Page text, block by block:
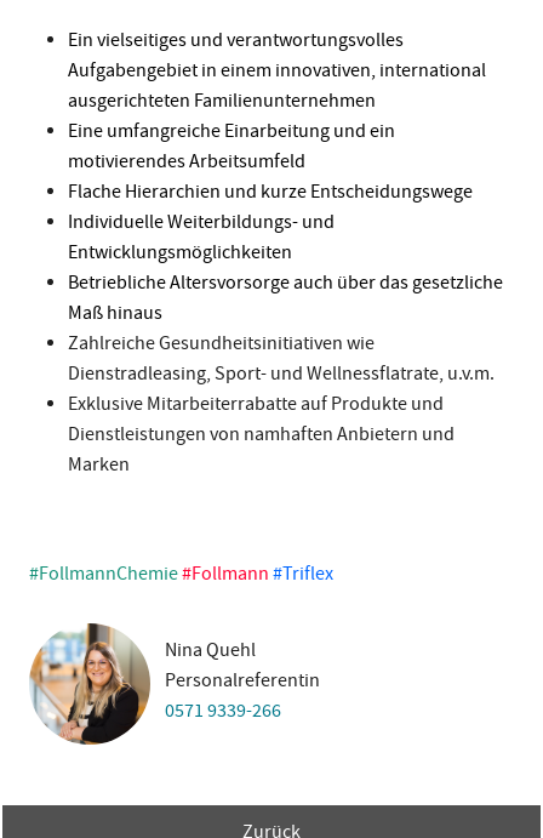
Ein vielseitiges und verantwortungsvolles
Aufgabengebiet in einem innovativen, international
ausgerichteten Familienunternehmen
Eine umfangreiche Einarbeitung und ein
motivierendes Arbeitsumfeld
Flache Hierarchien und kurze Entscheidungswege
Individuelle Weiterbildungs- und
Entwicklungsmöglichkeiten
Betriebliche Altersvorsorge auch über das gesetzliche
Maß hinaus
Zahlreiche Gesundheitsinitiativen wie
Dienstradleasing, Sport- und Wellnessflatrate, u.v.m.
Exklusive Mitarbeiterrabatte auf Produkte und
Dienstleistungen von namhaften Anbietern und
Marken
#FollmannChemie#Follmann #Triflex
Nina Quehl
Personalreferentin
0571 9339-266
Zurück